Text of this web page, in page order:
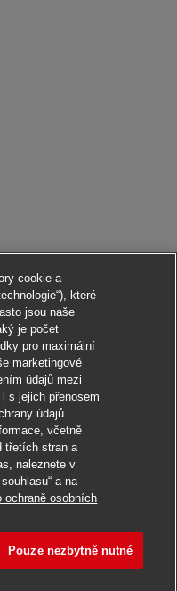
Lkw Fahrer –
cookie a
které
jsou naše
je počet
pro maximální
marketingové
údajů mezi
s jejich přenosem
údajů
včetně
třetích stran a
naleznete v
a na
ochraně osobních
Pouze nezbytně nutné